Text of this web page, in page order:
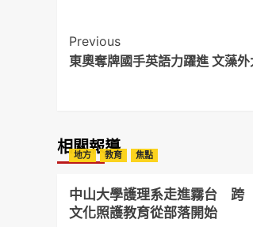
Post
Navigation
Previous
東奧奪牌國手英語力躍進 文藻
相關報導
地方 教育 焦點
中山大學護理系走進霧台 跨
文化照護教育從部落開始